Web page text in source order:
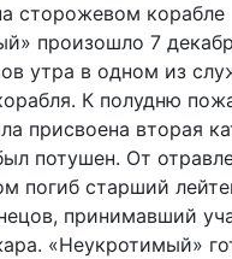
сторожевом корабле
произошло 7
утра в одном из
К полудню
присвоена вторая
потушен. От
погиб старший
принимавший
«Неукротимый»